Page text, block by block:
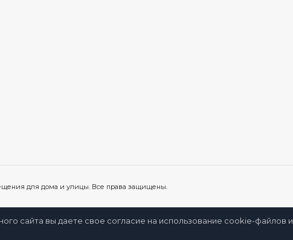
для дома и улицы. Все права защищены.
сайта вы даете свое согласие на использование cookie-файлов и